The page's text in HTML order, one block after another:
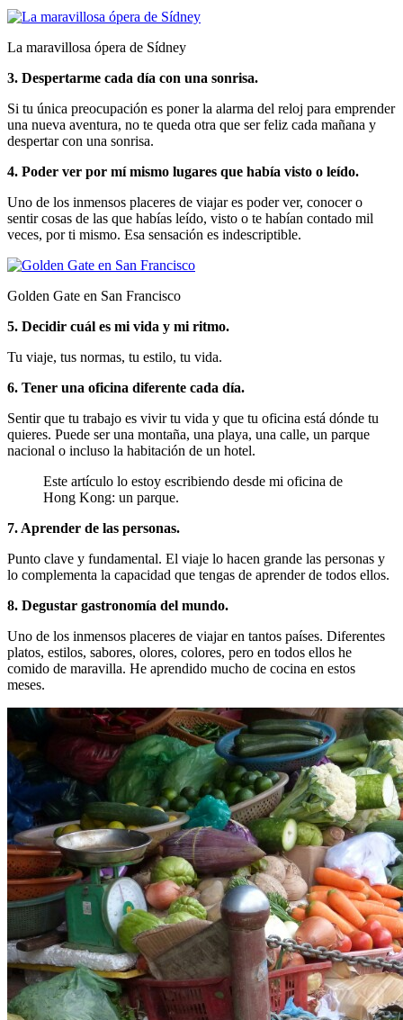
La maravillosa ópera de Sídney
3. Despertarme cada día con una sonrisa.
Si tu única preocupación es poner la alarma del reloj para emprender
una nueva aventura, no te queda otra que ser feliz cada mañana y
despertar con una sonrisa.
4. Poder ver por mí mismo lugares que había visto o leído.
Uno de los inmensos placeres de viajar es poder ver, conocer o
sentir cosas de las que habías leído, visto o te habían contado mil
veces, por ti mismo. Esa sensación es indescriptible.
Golden Gate en San Francisco
5. Decidir cuál es mi vida y mi ritmo.
Tu viaje, tus normas, tu estilo, tu vida.
6. Tener una oficina diferente cada día.
Sentir que tu trabajo es vivir tu vida y que tu oficina está dónde tu
quieres. Puede ser una montaña, una playa, una calle, un parque
nacional o incluso la habitación de un hotel.
Este artículo lo estoy escribiendo desde mi oficina de
Hong Kong: un parque.
7. Aprender de las personas.
Punto clave y fundamental. El viaje lo hacen grande las personas y
lo complementa la capacidad que tengas de aprender de todos ellos.
8. Degustar gastronomía del mundo.
Uno de los inmensos placeres de viajar en tantos países. Diferentes
platos, estilos, sabores, olores, colores, pero en todos ellos he
comido de maravilla. He aprendido mucho de cocina en estos
meses.